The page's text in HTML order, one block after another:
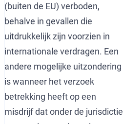
(buiten de EU) verboden,
behalve in gevallen die
uitdrukkelijk zijn voorzien in
internationale verdragen. Een
andere mogelijke uitzondering
is wanneer het verzoek
betrekking heeft op een
misdrijf dat onder de jurisdictie